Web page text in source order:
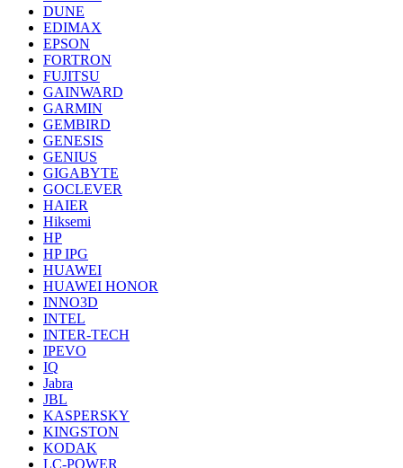
DUNE
EDIMAX
EPSON
FORTRON
FUJITSU
GAINWARD
GARMIN
GEMBIRD
GENESIS
GENIUS
GIGABYTE
GOCLEVER
HAIER
Hiksemi
HP
HP IPG
HUAWEI
HUAWEI HONOR
INNO3D
INTEL
INTER-TECH
IPEVO
IQ
Jabra
JBL
KASPERSKY
KINGSTON
KODAK
LC-POWER